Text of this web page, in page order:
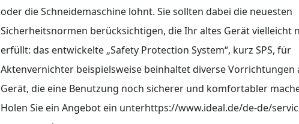
oder die Schneidemaschine lohnt. Sie sollten dabei die neuesten
Sicherheitsnormen berücksichtigen, die Ihr altes Gerät vielleicht
erfüllt: das entwickelte „Safety Protection System“, kurz SPS, für
Aktenvernichter beispielsweise beinhaltet diverse Vorrichtungen
Gerät, die eine Benutzung noch sicherer und komfortabler
Holen Sie ein Angebot ein unterhttps://www.ideal.de/de-de/